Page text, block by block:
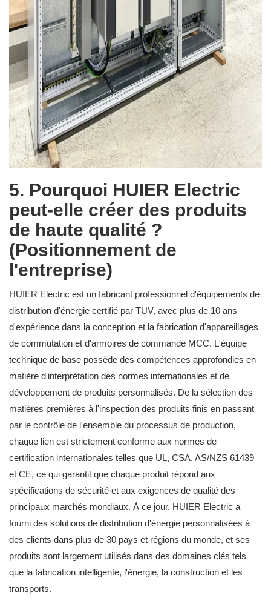
5. Pourquoi HUIER Electric
peut-elle créer des produits
de haute qualité ?
(Positionnement de
l'entreprise)
HUIER Electric est un fabricant professionnel d'équipements de
distribution d'énergie certifié par TUV, avec plus de 10 ans
d'expérience dans la conception et la fabrication d'appareillages
de commutation et d'armoires de commande MCC. L'équipe
technique de base possède des compétences approfondies en
matière d'interprétation des normes internationales et de
développement de produits personnalisés. De la sélection des
matières premières à l'inspection des produits finis en passant
par le contrôle de l'ensemble du processus de production,
chaque lien est strictement conforme aux normes de
certification internationales telles que UL, CSA, AS/NZS 61439
et CE, ce qui garantit que chaque produit répond aux
spécifications de sécurité et aux exigences de qualité des
principaux marchés mondiaux. À ce jour, HUIER Electric a
fourni des solutions de distribution d'énergie personnalisées à
des clients dans plus de 30 pays et régions du monde, et ses
produits sont largement utilisés dans des domaines clés tels
que la fabrication intelligente, l'énergie, la construction et les
transports.